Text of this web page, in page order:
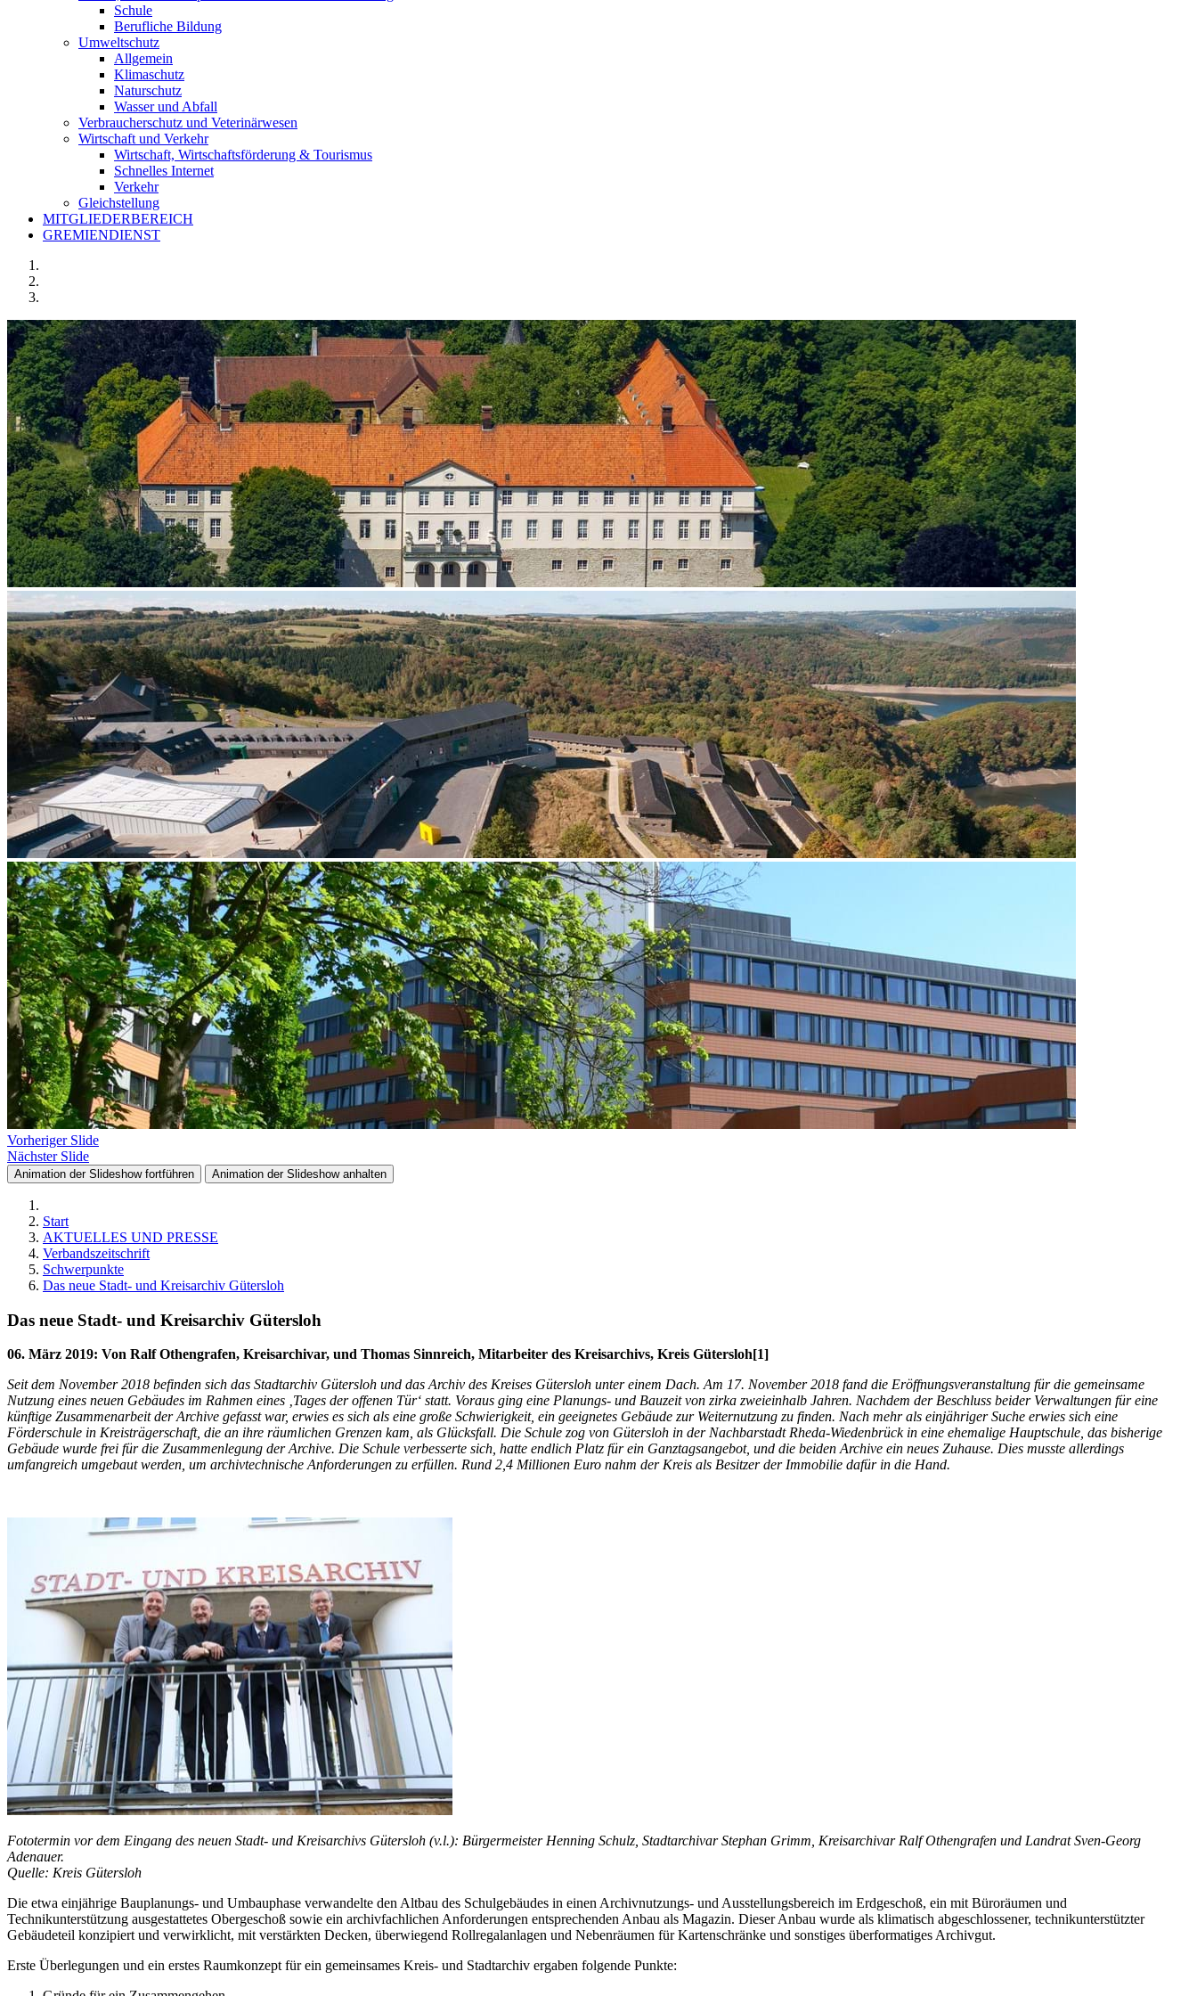
Schule
Berufliche Bildung
Umweltschutz
Allgemein
Klimaschutz
Naturschutz
Wasser und Abfall
Verbraucherschutz und Veterinärwesen
Wirtschaft und Verkehr
Wirtschaft, Wirtschaftsförderung & Tourismus
Schnelles Internet
Verkehr
Gleichstellung
MITGLIEDERBEREICH
GREMIENDIENST
Vorheriger Slide
Nächster Slide
Animation der Slideshow fortführen Animation der Slideshow anhalten
Start
AKTUELLES UND PRESSE
Verbandszeitschrift
Schwerpunkte
Das neue Stadt- und Kreisarchiv Gütersloh
Das neue Stadt- und Kreisarchiv Gütersloh
06. März 2019: Von Ralf Othengrafen, Kreisarchivar, und Thomas Sinnreich, Mitarbeiter des Kreisarchivs, Kreis Gütersloh[1]
Seit dem November 2018 befinden sich das Stadtarchiv Gütersloh und das Archiv des Kreises Gütersloh unter einem Dach. Am 17. November 2018 fand die Eröffnungsveranstaltung für die gemeinsame
Nutzung eines neuen Gebäudes im Rahmen eines ‚Tages der offenen Tür‘ statt. Voraus ging eine Planungs- und Bauzeit von zirka zweieinhalb Jahren. Nachdem der Beschluss beider Verwaltungen für eine
künftige Zusammenarbeit der Archive gefasst war, erwies es sich als eine große Schwierigkeit, ein geeignetes Gebäude zur Weiternutzung zu finden. Nach mehr als einjähriger Suche erwies sich eine
Förderschule in Kreisträgerschaft, die an ihre räumlichen Grenzen kam, als Glücksfall. Die Schule zog von Gütersloh in der Nachbarstadt Rheda-Wiedenbrück in eine ehemalige Hauptschule, das bisherige
Gebäude wurde frei für die Zusammenlegung der Archive. Die Schule verbesserte sich, hatte endlich Platz für ein Ganztagsangebot, und die beiden Archive ein neues Zuhause. Dies musste allerdings
umfangreich umgebaut werden, um archivtechnische Anforderungen zu erfüllen. Rund 2,4 Millionen Euro nahm der Kreis als Besitzer der Immobilie dafür in die Hand.
Fototermin vor dem Eingang des neuen Stadt- und Kreisarchivs Gütersloh (v.l.): Bürgermeister Henning Schulz, Stadtarchivar Stephan Grimm, Kreisarchivar Ralf Othengrafen und Landrat Sven-Georg
Adenauer.
Quelle: Kreis Gütersloh
Die etwa einjährige Bauplanungs- und Umbauphase verwandelte den Altbau des Schulgebäudes in einen Archivnutzungs- und Ausstellungsbereich im Erdgeschoß, ein mit Büroräumen und
Technikunterstützung ausgestattetes Obergeschoß sowie ein archivfachlichen Anforderungen entsprechenden Anbau als Magazin. Dieser Anbau wurde als klimatisch abgeschlossener, technikunterstützter
Gebäudeteil konzipiert und verwirklicht, mit verstärkten Decken, überwiegend Rollregalanlagen und Nebenräumen für Kartenschränke und sonstiges überformatiges Archivgut.
Erste Überlegungen und ein erstes Raumkonzept für ein gemeinsames Kreis- und Stadtarchiv ergaben folgende Punkte: